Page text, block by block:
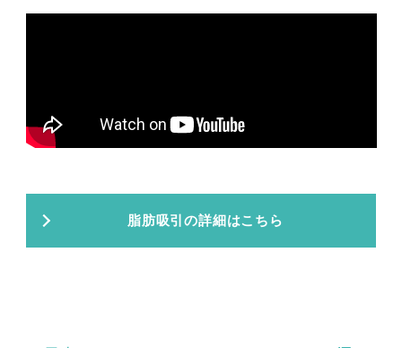
脂肪吸引の詳細はこちら